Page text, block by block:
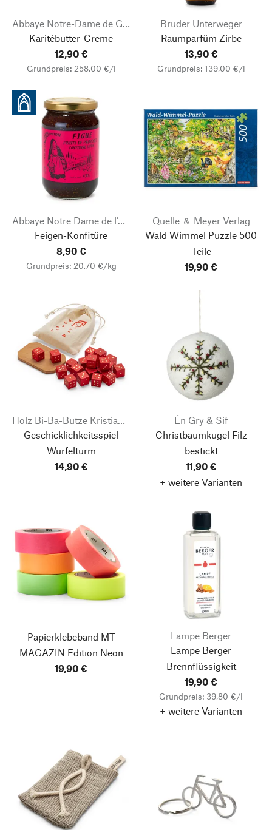
Abbaye Notre-Dame de Ganagobie
Karitébutter-Creme
12,90 €
Grundpreis: 258,00 €/l
Brüder Unterweger
Raumparfüm Zirbe
13,90 €
Grundpreis: 139,00 €/l
Abbaye Notre Dame de l’Annonciation
Feigen-Konfitüre
8,90 €
Grundpreis: 20,70 €/kg
Quelle ＆ Meyer Verlag
Wald Wimmel Puzzle 500
Teile
19,90 €
Holz Bi-Ba-Butze Kristian Finken
Geschicklichkeitsspiel
Würfelturm
14,90 €
Én Gry & Sif
Christbaumkugel Filz
bestickt
11,90 €
+ weitere Varianten
Papierklebeband MT
MAGAZIN Edition Neon
19,90 €
Lampe Berger
Lampe Berger
Brennflüssigkeit
19,90 €
Grundpreis: 39,80 €/l
+ weitere Varianten